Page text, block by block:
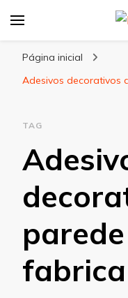
Página inicial
Adesivos decorativos
TAG
fabrica